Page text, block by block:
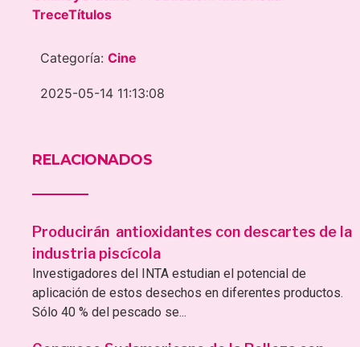
TreceTítulos
Categoría: Cine
2025-05-14 11:13:08
RELACIONADOS
Producirán antioxidantes con descartes de la
industria piscícola
Investigadores del INTA estudian el potencial de
aplicación de estos desechos en diferentes productos.
Sólo 40 % del pescado se...